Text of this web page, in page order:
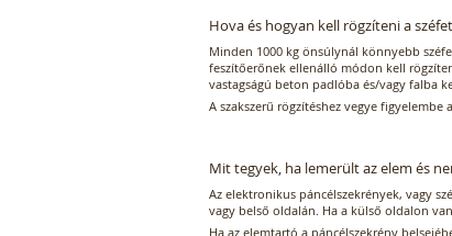
Hova és hogyan kell rögzíteni a
Minden 1000 kg önsúlynál könnyebb
feszítőerőnek ellenálló módon kell
vastagságú beton padlóba és/vagy falba
A szakszerű rögzítéshez vegye
Mit tegyek, ha lemerült az elem és
Az elektronikus páncélszekrények, vagy
vagy belső oldalán. Ha a külső oldalon
Ha az elemtartó a páncélszekrény